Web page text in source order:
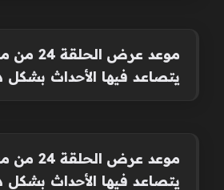
موعد
يتصاعد فيها الأحداث بشكل
موعد
يتصاعد فيها الأحداث بشكل